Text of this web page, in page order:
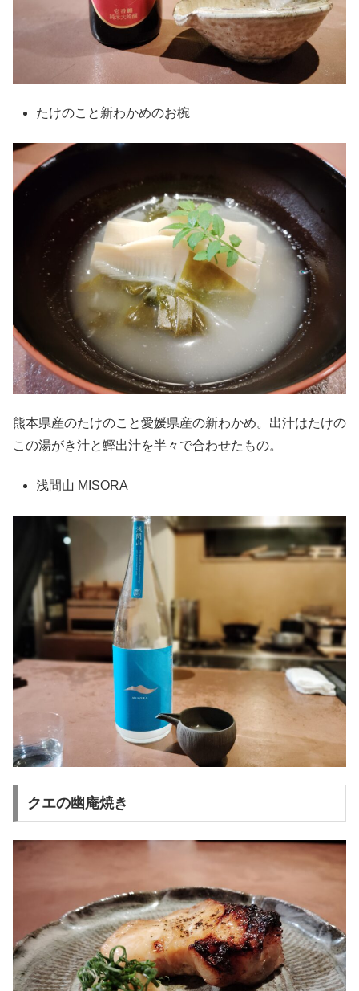
たけのこと新わかめのお椀
熊本県産のたけのこと愛媛県産の新わかめ。出汁はたけの
この湯がき汁と鰹出汁を半々で合わせたもの。
浅間山 MISORA
クエの幽庵焼き